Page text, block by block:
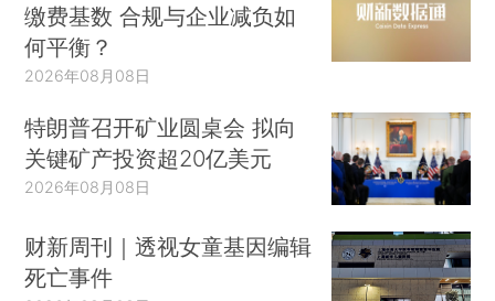
缴费基数 合规与企业减负如
何平衡？
2026年08月08日
特朗普召开矿业圆桌会 拟向
关键矿产投资超20亿美元
2026年08月08日
财新周刊｜透视女童基因编辑
死亡事件